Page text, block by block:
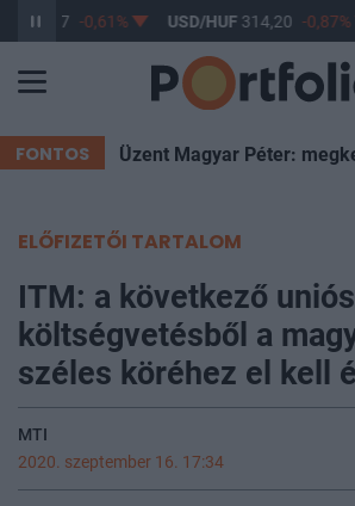
363,17 -0,61% USD/HUF 314,20 -0,87%
FONTOS
ELŐFIZETŐI TARTALOM
ITM: a következő uniós
költségvetésből a
széles köréhez el kell
MTI
2020. szeptember 16. 17:34